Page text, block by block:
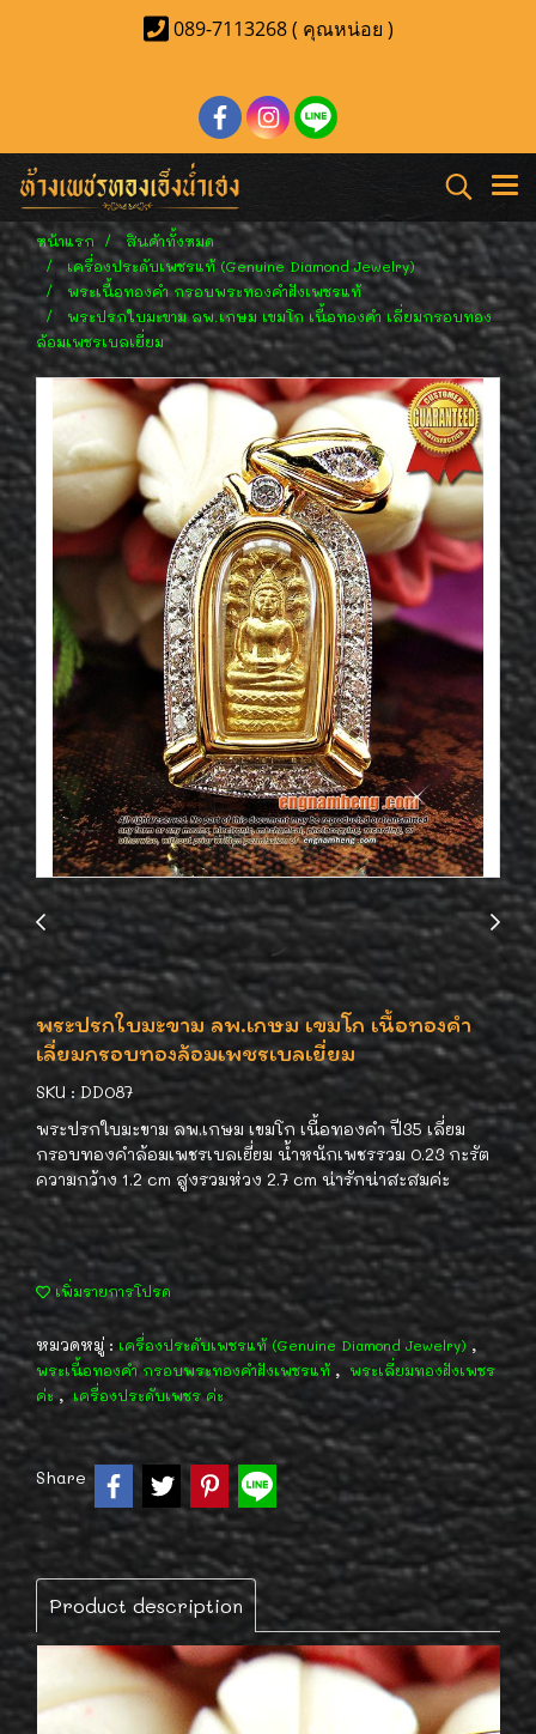
089-7113268 ( คุณหน่อย )
หน้าแรก
สินค้าทั้งหมด
เครื่องประดับเพชรแท้ (Genuine Diamond Jewelry)
พระเนื้อทองคำ กรอบพระทองคำฝังเพชรแท้
พระปรกใบมะขาม ลพ.เกษม เขมโก เนื้อทองคำ เลี่ยมกรอบทอง
ล้อมเพชรเบลเยี่ยม
พระปรกใบมะขาม ลพ.เกษม เขมโก เนื้อทองคำ
เลี่ยมกรอบทองล้อมเพชรเบลเยี่ยม
SKU : DD087
พระปรกใบมะขาม ลพ.เกษม เขมโก เนื้อทองคำ ปี35 เลี่ยม
กรอบทองคำล้อมเพชรเบลเยี่ยม น้ำหนักเพชรรวม 0.23 กะรัต
ความกว้าง 1.2 cm สูงรวมห่วง 2.7 cm น่ารักน่าสะสมค่ะ
เพิ่มรายการโปรด
หมวดหมู่ : เครื่องประดับเพชรแท้ (Genuine Diamond Jewelry) ,
พระเนื้อทองคำ กรอบพระทองคำฝังเพชรแท้ , พระเลี่ยมทองฝังเพชร
ค่ะ , เครื่องประดับเพชร ค่ะ
Share
Product description